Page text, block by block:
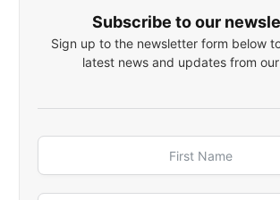
Subscribe to our
Sign up to the newsletter form below
latest news and updates from